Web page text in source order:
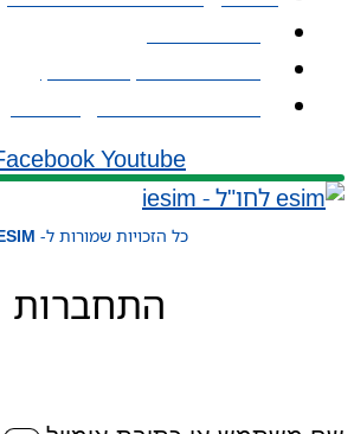
Youtube
כל הזכויות שמורות ל-
התחברות